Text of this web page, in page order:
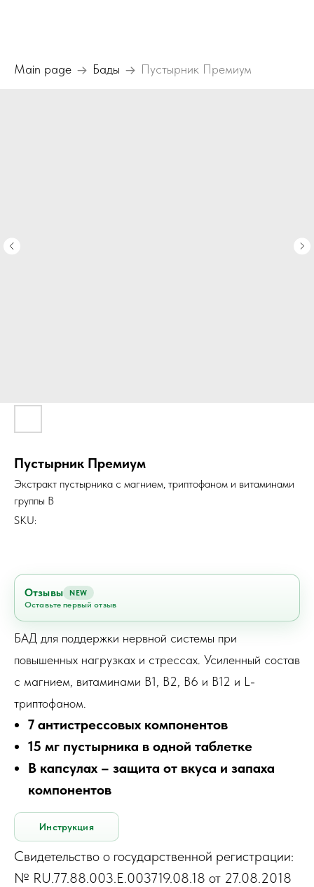
Main page Бады Пустырник Премиум
Пустырник Премиум
Экстракт пустырника с магнием, триптофаном и витаминами
группы В
SKU:
Отзывы NEW
Оставьте первый отзыв
БАД для поддержки нервной системы при
повышенных нагрузках и стрессах. Усиленный состав
с магнием, витаминами В1, В2, В6 и В12 и L-
триптофаном.
7 антистрессовых компонентов
15 мг пустырника в одной таблетке
В капсулах – защита от вкуса и запаха
компонентов
Инструкция
Свидетельство о государственной регистрации:
№ RU.77.88.003.Е.003719.08.18 от 27.08.2018